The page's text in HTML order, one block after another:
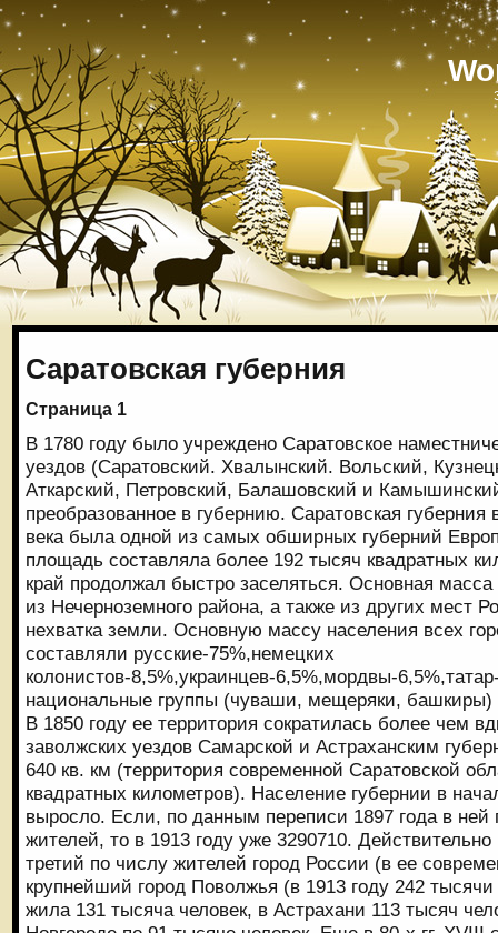
Саратовская губерния
Страница 1
В 1780 году было учреждено Саратовское
уездов (Саратовский. Хвалынский. Вольский,
Аткарский, Петровский, Балашовский и
преобразованное в губернию. Саратовская губерния
века была одной из самых обширных губерний
площадь составляла более 192 тысяч квадратных
край продолжал быстро заселяться. Основная
из Нечерноземного района, а также из других мест
нехватка земли. Основную массу населения всех
составляли русские-75%,немецких
колонистов-8,5%,украинцев-6,5%,мордвы-
национальные группы (чуваши, мещеряки,
В 1850 году ее территория сократилась более чем
заволжских уездов Самарской и Астраханским
640 кв. км (территория современной Саратовской
квадратных километров). Население губернии в
выросло. Если, по данным переписи 1897 года в ней
жителей, то в 1913 году уже 3290710.
третий по числу жителей город России (в ее
крупнейший город Поволжья (в 1913 году 242 тысячи
жила 131 тысяча человек, в Астрахани 113 тысяч